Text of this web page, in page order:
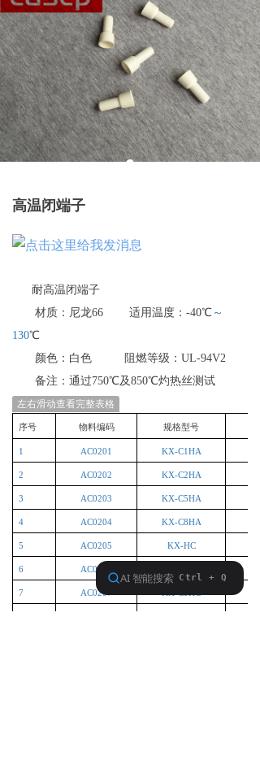
耐高温闭端子
材质：尼龙66 适用温度： -40℃ ～
130℃
颜色：白色
阻燃等级： UL-94V2
备注：通过750℃及850℃灼热丝测试
左右滑动查看完整表格
序号 物料编码 规格型号
1 AC0201 KX-C1HA
2 AC0202 KX-C2HA
3 AC0203 KX-C5HA
4 AC0204 KX-C8HA
5 AC0205 KX-HC
6 AC0206
7 AC0207
高温闭端子